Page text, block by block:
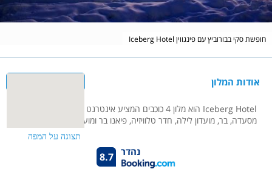
Iceberg Hotel חופשת סקי בבורוביץ עם פינגווין
אודות המלון
Iceberg Hotel הוא מלון 4 כוכבים המציע אינטרנט אלחוטי חינם בלובי,
מסעדה, בר, מועדון לילה, חדר טלוויזיה, פיאנו בר ומועדון לילה.
8.7 נהדר